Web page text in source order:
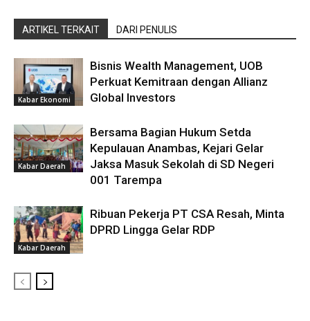
ARTIKEL TERKAIT DARI PENULIS
Kabar Ekonomi
Bisnis Wealth Management, UOB
Perkuat Kemitraan dengan Allianz
Global Investors
Kabar Daerah
Bersama Bagian Hukum Setda
Kepulauan Anambas, Kejari Gelar
Jaksa Masuk Sekolah di SD Negeri
001 Tarempa
Kabar Daerah
Ribuan Pekerja PT CSA Resah, Minta
DPRD Lingga Gelar RDP